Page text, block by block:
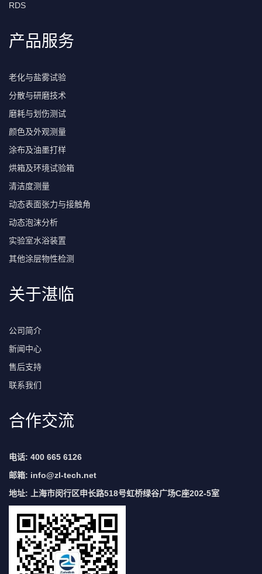
RDS
产品服务
老化与盐雾试验
分散与研磨技术
磨耗与划伤测试
颜色及外观测量
涂布及油墨打样
烘箱及环境试验箱
清洁度测量
动态表面张力与接触角
动态泡沫分析
实验室水浴装置
其他涂层物性检测
关于湛临
公司简介
新闻中心
售后支持
联系我们
合作交流
电话: 400 665 6126
邮箱: info@zl-tech.net
地址: 上海市闵行区申长路518号虹桥绿谷广场C座202-5室